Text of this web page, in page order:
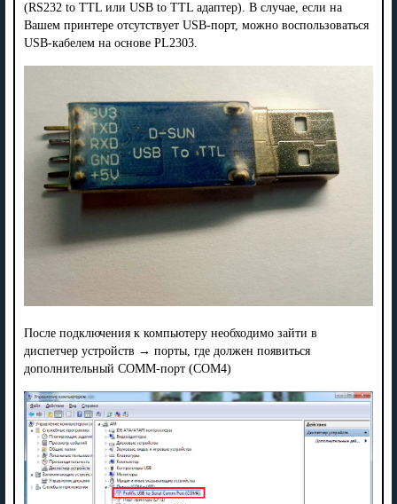
(RS232 to TTL или USB to TTL адаптер). В случае, если на
Вашем принтере отсутствует USB-порт, можно воспользоваться
USB-кабелем на основе PL2303.
После подключения к компьютеру необходимо зайти в
диспетчер устройств → порты, где должен появиться
дополнительный COMM-порт (COM4)